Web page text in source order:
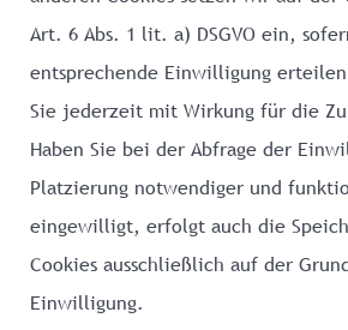
Art. 6 Abs. 1 lit. a) DSGVO ein,
entsprechende Einwilligung
Sie jederzeit mit Wirkung für die
Haben Sie bei der Abfrage der
Platzierung notwendiger und
eingewilligt, erfolgt auch die
Cookies ausschließlich auf der
Einwilligung.